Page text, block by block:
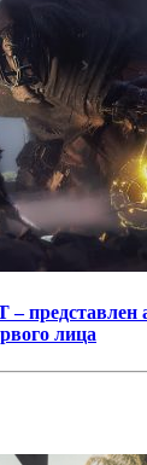
представлен
лица